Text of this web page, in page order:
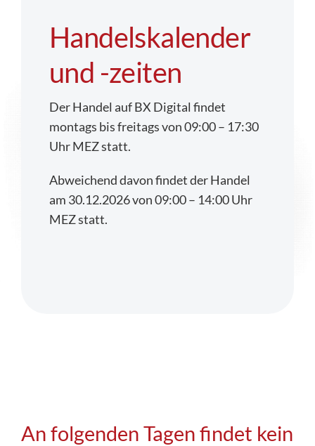
News
Über BX Digital
Regulierung
FAQs
Handelskalender
und -zeiten
Der Handel auf BX Digital findet
montags bis freitags von 09:00 – 17:30
Uhr MEZ statt.
Abweichend davon findet der Handel
am 30.12.2026 von 09:00 – 14:00 Uhr
MEZ statt.
An folgenden Tagen findet kein